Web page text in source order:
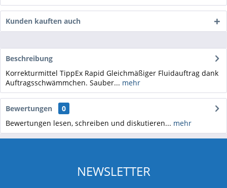
Kunden kauften auch
Beschreibung
Korrekturmittel TippEx Rapid Gleichmäßiger Fluidauftrag dank
Auftragsschwämmchen. Sauber... mehr
Bewertungen
0
Bewertungen lesen, schreiben und diskutieren... mehr
NEWSLETTER